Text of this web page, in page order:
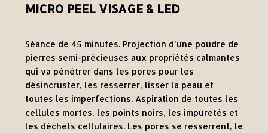
MICRO PEEL VISAGE & LED
Séance de 45 minutes. Projection d’une poudre de
pierres semi-précieuses aux propriétés calmantes
qui va pénétrer dans les pores pour les
désincruster, les resserrer, lisser la peau et
toutes les imperfections. Aspiration de toutes les
cellules mortes, les points noirs, les impuretés et
les déchets cellulaires. Les pores se resserrent, le